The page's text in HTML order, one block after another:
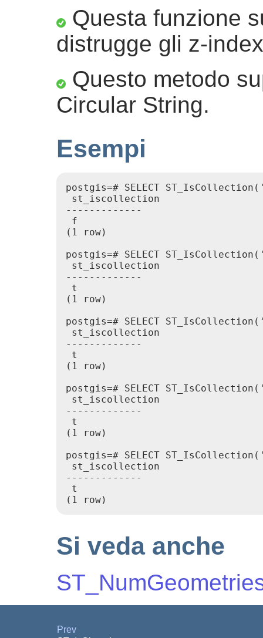
Questa funzione
distrugge gli z-
Questo metodo
Circular String.
Esempi
postgis=# SELECT
st_iscollection
-------------
f
(1 row)
postgis=# SELECT
st_iscollection
-------------
t
(1 row)
postgis=# SELECT
st_iscollection
-------------
t
(1 row)
postgis=# SELECT
st_iscollection
-------------
t
(1 row)
postgis=# SELECT
st_iscollection
-------------
t
(1 row)
Si veda anche
Prev